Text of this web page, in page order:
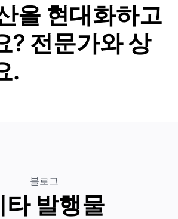
을 현대화하고
? 전문가와 상
.
블로그
타 발행물